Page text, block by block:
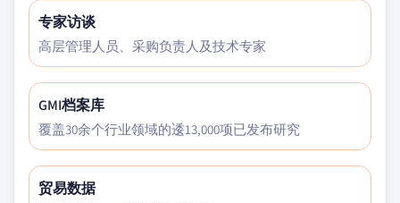
专家访谈
高层管理人员、采购负责人及技术专家
GMI档案库
覆盖30余个行业领域的逶13,000项已发布研究
贸易数据